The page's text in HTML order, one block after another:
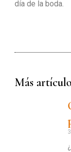
día de la boda.
Más